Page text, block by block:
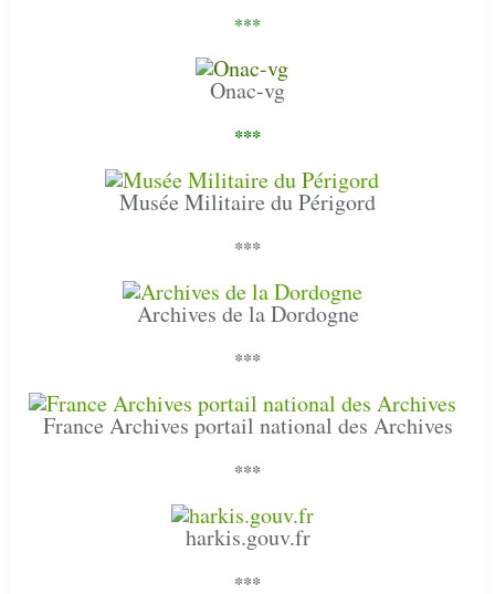
***
Onac-vg
***
Musée Militaire du Périgord
***
Archives de la Dordogne
***
France Archives portail national des Archives
***
harkis.gouv.fr
***